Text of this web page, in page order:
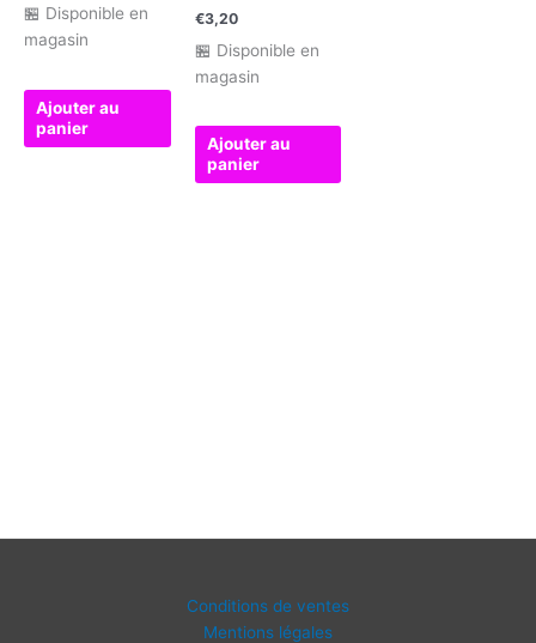
🏪 Disponible en
magasin
Ajouter au
panier
€3,20
🏪 Disponible en
magasin
Ajouter au
panier
Conditions de ventes
Mentions légales